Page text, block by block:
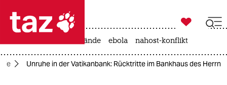
 taz zahl ich
taz zahl ich

taz zahl ich
waldbrände ebola nahost-konflikt
Unruhe in der Vatikanbank: Rücktritte im Bankhaus des Herrn